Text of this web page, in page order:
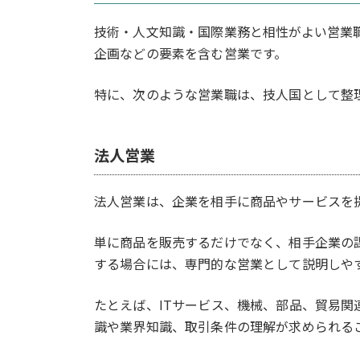
技術・人文知識・国際業務と相性がよい営
企画などの要素を含む営業です。
特に、次のような営業職は、技人国として
法人営業
法人営業は、企業を相手に商品やサービスを
単に商品を販売するだけでなく、相手企業
する場合には、専門的な営業として説明しや
たとえば、ITサービス、機械、部品、貿易
識や業界知識、取引条件の理解が求められる